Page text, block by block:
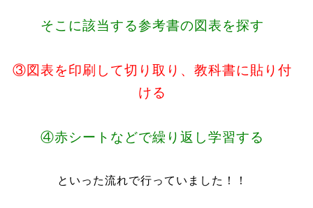
そこに該当する参考書の図表を探す
③図表を印刷して切り取り、教科書に貼り付
ける
④赤シートなどで繰り返し学習する
といった流れで行っていました！！